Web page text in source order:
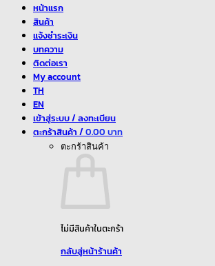
หน้าแรก
สินค้า
แจ้งชำระเงิน
บทความ
ติดต่อเรา
My account
TH
EN
เข้าสู่ระบบ / ลงทะเบียน
ตะกร้าสินค้า /0.00
ตะกร้าสินค้า
ไม่มีสินค้าในตะกร้า
กลับสู่หน้าร้านค้า